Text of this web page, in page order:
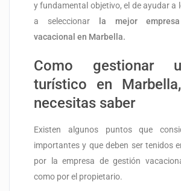
y fundamental objetivo, el de ayudar a
a seleccionar
la mejor
vacacional en Marbella.
Como gestionar
turístico en
necesitas saber
Existen algunos puntos que
importantes y que deben ser tenidos
por la empresa de gestión
como por el propietario.